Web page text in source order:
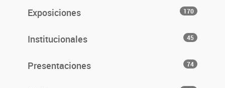
Exposiciones 170
Institucionales 45
Presentaciones 74